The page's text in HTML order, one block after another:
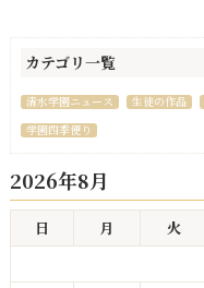
カテゴリ一覧
清水学園ニュース 生徒の作品
学園四季便り
2026年8月
日 月 火